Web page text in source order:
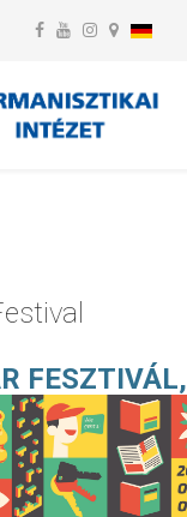
FESZTIVÁL,